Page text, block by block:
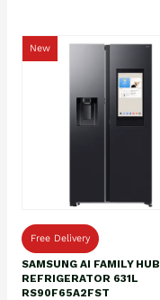
New
Free Delivery
SAMSUNG AI FAMILY HUB
REFRIGERATOR 631L
RS90F65A2FST